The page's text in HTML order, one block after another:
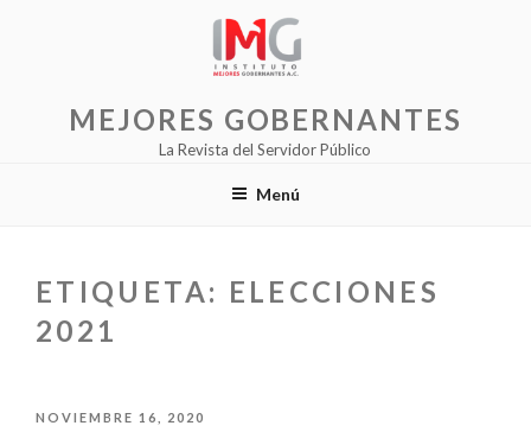
MEJORES GOBERNANTES
La Revista del Servidor Público
Menú
ETIQUETA: ELECCIONES
2021
PUBLICADO
NOVIEMBRE 16, 2020